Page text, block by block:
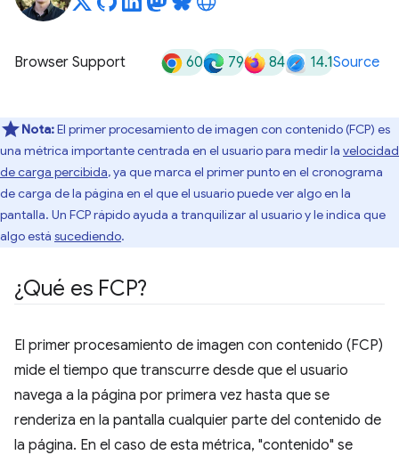
Browser Support 60 79 84 14.1Source
Nota:El primer procesamiento de imagen con contenido (FCP) es
una métrica importante centrada en el usuario para medir la velocidad
de carga percibida, ya que marca el primer punto en el cronograma
de carga de la página en el que el usuario puede ver algo en la
pantalla. Un FCP rápido ayuda a tranquilizar al usuario y le indica que
algo está sucediendo.
¿Qué es FCP?
El primer procesamiento de imagen con contenido (FCP)
mide el tiempo que transcurre desde que el usuario
navega a la página por primera vez hasta que se
renderiza en la pantalla cualquier parte del contenido de
la página. En el caso de esta métrica, "contenido" se